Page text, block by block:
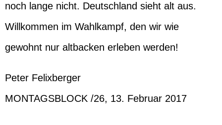
noch lange nicht. Deutschland sieht alt aus.
Willkommen im Wahlkampf, den wir wie
gewohnt nur altbacken erleben werden!
Peter Felixberger
MONTAGSBLOCK /26, 13. Februar 2017